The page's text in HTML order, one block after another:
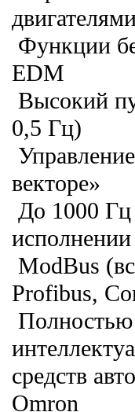
Функции
EDM
Высокий
0,5 Гц)
векторе»
До 1000 Гц
исполнении
ModBus
Profibus,
Полностью
средств
Omron